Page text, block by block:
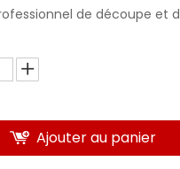
de découpe et
Ajouter au panier